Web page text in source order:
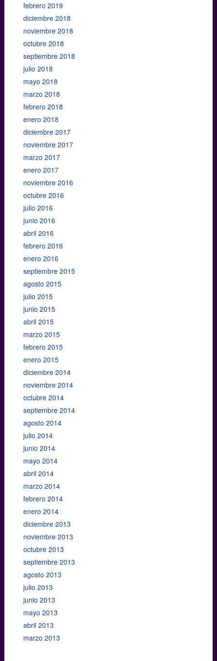
febrero 2019
diciembre 2018
noviembre 2018
octubre 2018
septiembre 2018
julio 2018
mayo 2018
marzo 2018
febrero 2018
enero 2018
diciembre 2017
noviembre 2017
marzo 2017
enero 2017
noviembre 2016
octubre 2016
julio 2016
junio 2016
abril 2016
febrero 2016
enero 2016
septiembre 2015
agosto 2015
julio 2015
junio 2015
abril 2015
marzo 2015
febrero 2015
enero 2015
diciembre 2014
noviembre 2014
octubre 2014
septiembre 2014
agosto 2014
julio 2014
junio 2014
mayo 2014
abril 2014
marzo 2014
febrero 2014
enero 2014
diciembre 2013
noviembre 2013
octubre 2013
septiembre 2013
agosto 2013
julio 2013
junio 2013
mayo 2013
abril 2013
marzo 2013